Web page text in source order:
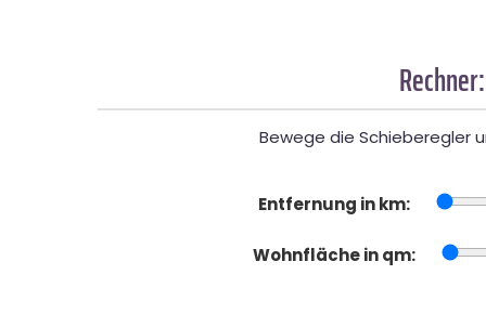
Bewege die Schieberegler
Entfernung in km:
Wohnfläche in qm: